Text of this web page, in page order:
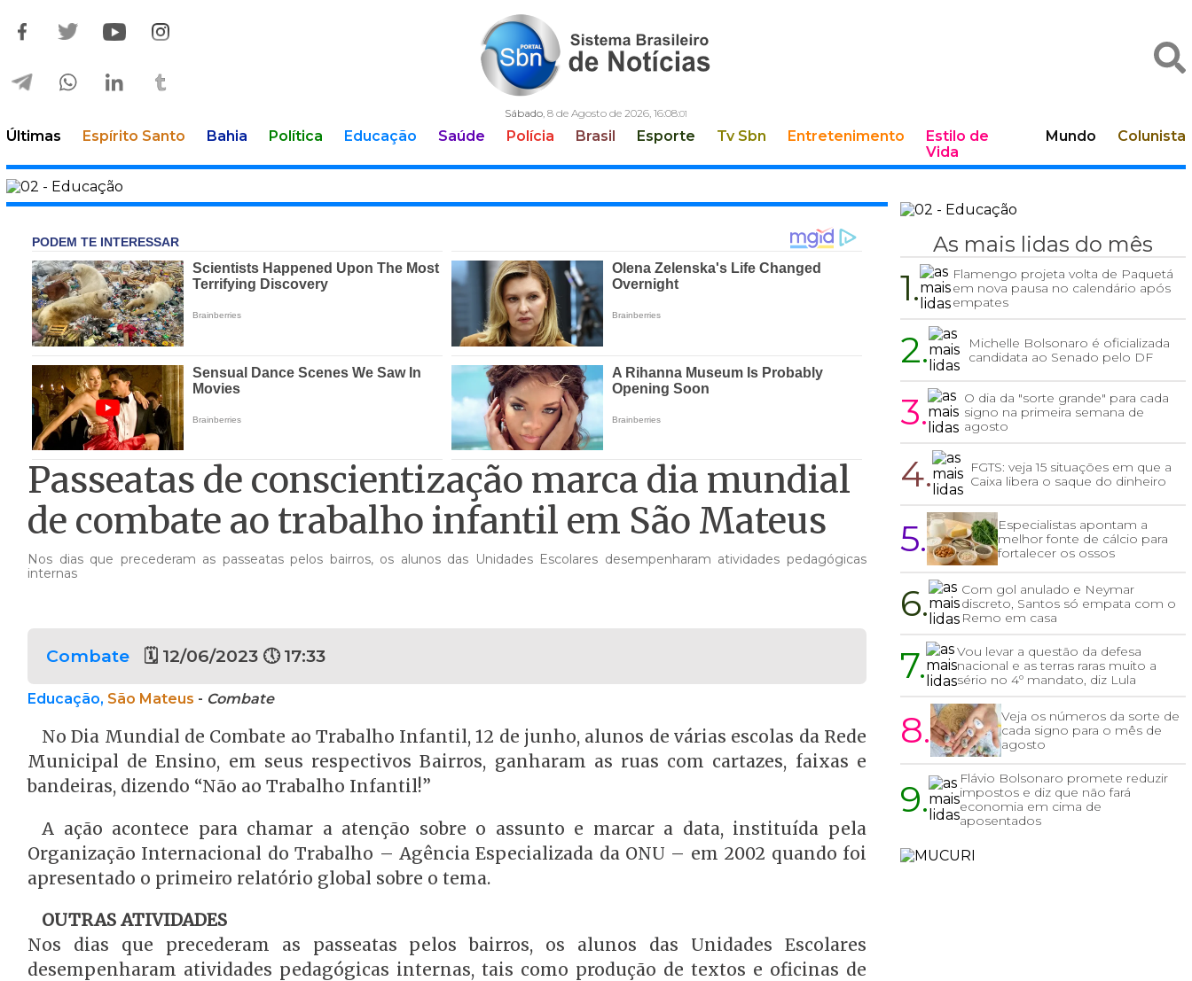
Sábado, 8 de Agosto de 2026, 16:08:02
Últimas Espírito Santo Bahia Política Educação Saúde Polícia Brasil Esporte Tv Sbn Entretenimento
Estilo de
Vida
Mundo Colunista
Passeatas de conscientização marca dia mundial
de combate ao trabalho infantil em São Mateus
Nos dias que precederam as passeatas pelos bairros, os alunos das Unidades Escolares desempenharam atividades pedagógicas
internas
Combate 🗓 12/06/2023 🕔 17:33
Educação, São Mateus - Combate
No Dia Mundial de Combate ao Trabalho Infantil, 12 de junho, alunos de várias escolas da Rede
Municipal de Ensino, em seus respectivos Bairros, ganharam as ruas com cartazes, faixas e
bandeiras, dizendo “Não ao Trabalho Infantil!”
A ação acontece para chamar a atenção sobre o assunto e marcar a data, instituída pela
Organização Internacional do Trabalho – Agência Especializada da ONU – em 2002 quando foi
apresentado o primeiro relatório global sobre o tema.
OUTRAS ATIVIDADES
Nos dias que precederam as passeatas pelos bairros, os alunos das Unidades Escolares
desempenharam atividades pedagógicas internas, tais como produção de textos e oficinas de
As mais lidas do mês
1.
Flamengo projeta volta de Paquetá
em nova pausa no calendário após
empates
2.
Michelle Bolsonaro é oficializada
candidata ao Senado pelo DF
3.
O dia da "sorte grande" para cada
signo na primeira semana de
agosto
4.
FGTS: veja 15 situações em que a
Caixa libera o saque do dinheiro
5.
Especialistas apontam a
melhor fonte de cálcio para
fortalecer os ossos
6.
Com gol anulado e Neymar
discreto, Santos só empata com o
Remo em casa
7.
Vou levar a questão da defesa
nacional e as terras raras muito a
sério no 4º mandato, diz Lula
8.
Veja os números da sorte de
cada signo para o mês de
agosto
9.
Flávio Bolsonaro promete reduzir
impostos e diz que não fará
economia em cima de
aposentados